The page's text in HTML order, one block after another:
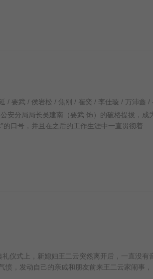
分局局长吴建南（要武 饰）的破格提拔，成
的口号，并且在之后的工作生涯中一直贯彻着
式上，新媳妇王二云突然离开后，一直没有
，发动自己的亲戚和朋友前来王二云家闹事，